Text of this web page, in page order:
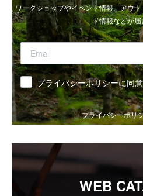
ワークショップやイベント情報、アウ
ド情報などが
同意 プライバシーポリシーに同
プライバシーポリ
WEB